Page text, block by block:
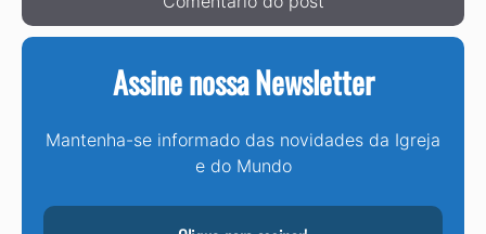
Assine nossa Newsletter
Mantenha-se informado das novidades da Igreja
e do Mundo